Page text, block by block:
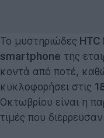
Το μυστηριώδες HTC
smartphone της
κοντά από ποτέ,
κυκλοφορήσει στις
Οκτωβρίου είναι η
τιμές που